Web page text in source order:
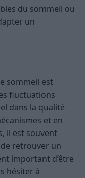
du sommeil ou
un
sommeil est
fluctuations
dans la qualité
et en
il est souvent
retrouver un
important d’être
hésiter à